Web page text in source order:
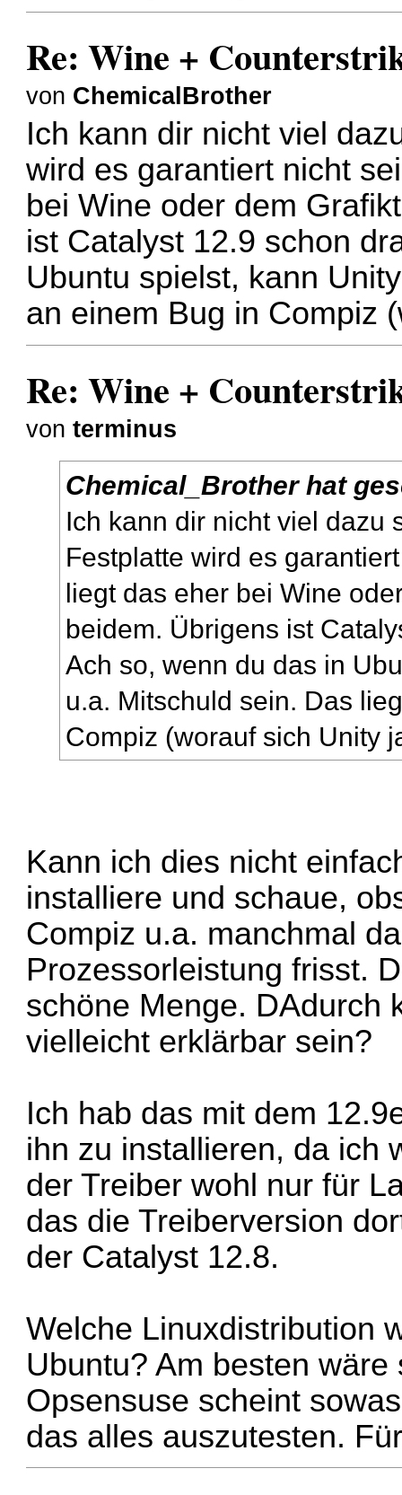
Re: Wine +
von ChemicalBrother
Ich kann dir nicht viel
wird es garantiert nicht
bei Wine oder dem
ist Catalyst 12.9 schon
Ubuntu spielst, kann
an einem Bug in Compiz
Re: Wine +
vonterminus
Chemical_Brother hat
Ich kann dir nicht viel dazu
Festplatte wird es
liegt das eher bei Wine
beidem. Übrigens ist
Ach so, wenn du das in
u.a. Mitschuld sein. Das
Compiz (worauf sich Unity
Kann ich dies nicht
installiere und schaue,
Compiz u.a. manchmal
Prozessorleistung frisst.
schöne Menge. DAdurch
vielleicht erklärbar sein?
Ich hab das mit dem
ihn zu installieren, da ich
der Treiber wohl nur für
das die Treiberversion
der Catalyst 12.8.
Welche Linuxdistribution
Ubuntu? Am besten
Opsensuse scheint
das alles auszutesten.